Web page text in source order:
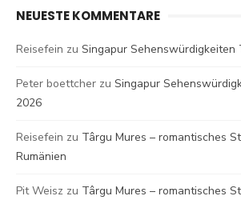
NEUESTE KOMMENTARE
Reisefein zu Singapur Sehenswürdigkeiten
Peter boettcher zu Singapur
2026
Reisefein zu Târgu Mures – romantisches
Rumänien
Pit Weisz zu Târgu Mures – romantisches